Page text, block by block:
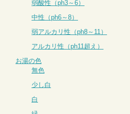
弱酸性（ph3～6）
中性（ph6～8）
弱アルカリ性（ph8～11）
アルカリ性（ph11超え）
お湯の色
無色
少し白
白